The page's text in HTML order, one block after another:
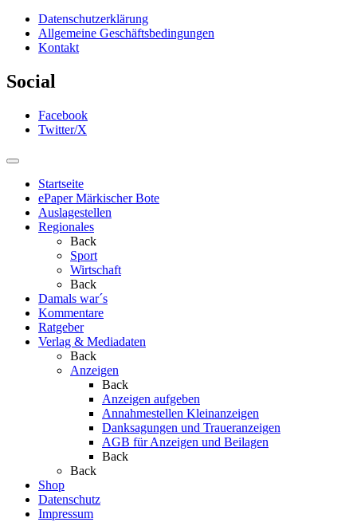
Datenschutzerklärung
Allgemeine Geschäftsbedingungen
Kontakt
Social
Facebook
Twitter/X
Startseite
ePaper Märkischer Bote
Auslagestellen
Regionales
Back
Sport
Wirtschaft
Back
Damals war´s
Kommentare
Ratgeber
Verlag & Mediadaten
Back
Anzeigen
Back
Anzeigen aufgeben
Annahmestellen Kleinanzeigen
Danksagungen und Traueranzeigen
AGB für Anzeigen und Beilagen
Back
Back
Shop
Datenschutz
Impressum